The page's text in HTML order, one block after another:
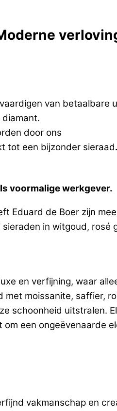
van betaalbare
door ons
tot een bijzonder sieraad.
voormalige werkgever.
Eduard de Boer zijn
sieraden in witgoud,
en verfijning, waar
moissanite, saffier,
schoonheid uitstralen.
een ongeëvenaarde
vakmanschap en